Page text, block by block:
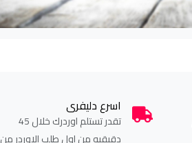
اسرع دليفرى
تقدر تستلم اوردرك خلال 45
دقيقيه من اول طلب الاوردر من